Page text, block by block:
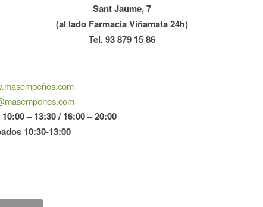
Sant Jaume, 7
(al lado Farmacia Viñamata 24h)
Tel. 93 879 15 86
– 13:30 / 16:00 – 20:00
10:30-13:00